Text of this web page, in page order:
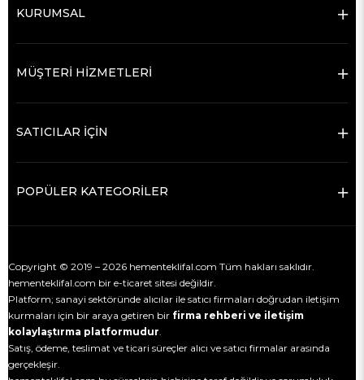
KURUMSAL
MÜŞTERİ HİZMETLERİ
SATICILAR İÇİN
POPÜLER KATEGORİLER
Copyright © 2019 – 2026 hementeklifal.com Tüm hakları saklıdır.
hementeklifal.com bir e-ticaret sitesi değildir.
Platform; sanayi sektöründe alıcılar ile satıcı firmaları doğrudan iletişim
kurmaları için bir araya getiren bir firma rehberi ve iletişim
kolaylaştırma platformudur
Satış, ödeme, teslimat ve ticari süreçler alıcı ve satıcı firmalar arasında
gerçekleşir.